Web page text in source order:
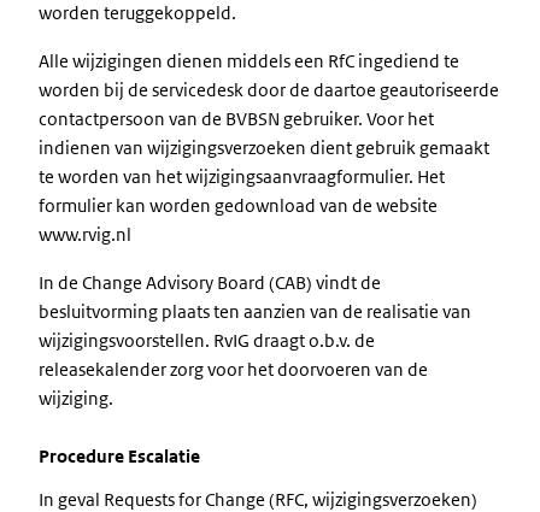
worden teruggekoppeld.
Alle wijzigingen dienen middels een RfC ingediend te
worden bij de servicedesk door de daartoe geautoriseerde
contactpersoon van de BVBSN gebruiker. Voor het
indienen van wijzigingsverzoeken dient gebruik gemaakt
te worden van het wijzigingsaanvraagformulier. Het
formulier kan worden gedownload van de website
www.rvig.nl
In de Change Advisory Board (CAB) vindt de
besluitvorming plaats ten aanzien van de realisatie van
wijzigingsvoorstellen. RvIG draagt o.b.v. de
releasekalender zorg voor het doorvoeren van de
wijziging.
Procedure Escalatie
In geval Requests for Change (RFC, wijzigingsverzoeken)